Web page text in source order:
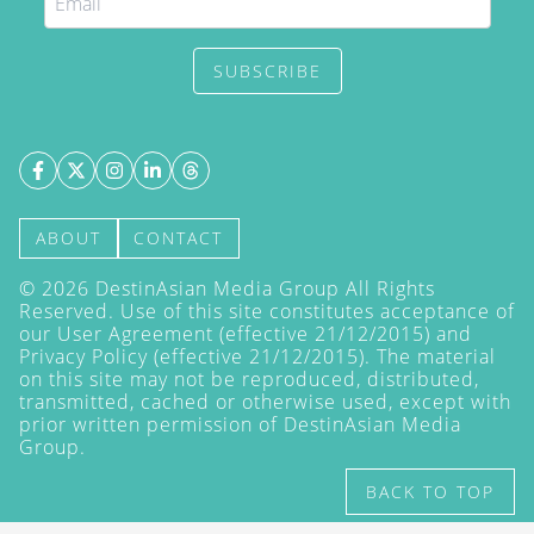
SUBSCRIBE
ABOUT CONTACT
© 2026 DestinAsian Media Group All Rights
Reserved. Use of this site constitutes acceptance of
our User Agreement (effective 21/12/2015) and
Privacy Policy (effective 21/12/2015). The material
on this site may not be reproduced, distributed,
transmitted, cached or otherwise used, except with
prior written permission of DestinAsian Media
Group.
BACK TO TOP